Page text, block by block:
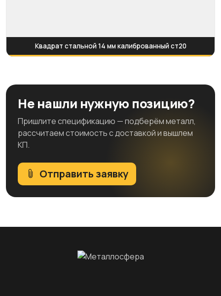
Квадрат стальной 14 мм калиброванный ст20
Не нашли нужную позицию?
Пришлите спецификацию — подберём металл,
рассчитаем стоимость с доставкой и вышлем
КП.
Отправить заявку